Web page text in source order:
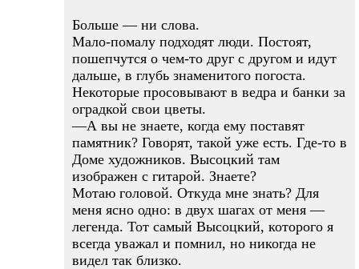
Больше — ни слова.
Мало-помалу подходят люди. Постоят,
пошепчутся о чем-то друг с другом и идут
дальше, в глубь знаменитого погоста.
Некоторые просовывают в ведра и банки за
оградкой свои цветы.
—А вы не знаете, когда ему поставят
памятник? Говорят, такой уже есть. Где-то в
Доме художников. Высоцкий там
изображен с гитарой. Знаете?
Мотаю головой. Откуда мне знать? Для
меня ясно одно: в двух шагах от меня —
легенда. Тот самый Высоцкий, которого я
всегда уважал и помнил, но никогда не
видел так близко.